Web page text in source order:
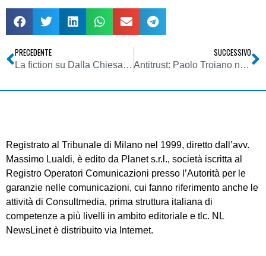
PRECEDENTE
La fiction su Dalla Chiesa, la “pista rossa” sui segreti di Via Fani e l’attentato, vero o presunto, a Berlinguer
SUCCESSIVO
Antitrust: Paolo Troiano nuovo capo Gabinetto
Registrato al Tribunale di Milano nel 1999, diretto dall’avv.
Massimo Lualdi, è edito da Planet s.r.l., società iscritta al
Registro Operatori Comunicazioni presso l’Autorità per le
garanzie nelle comunicazioni, cui fanno riferimento anche le
attività di Consultmedia, prima struttura italiana di
competenze a più livelli in ambito editoriale e tlc. NL
NewsLinet è distribuito via Internet.